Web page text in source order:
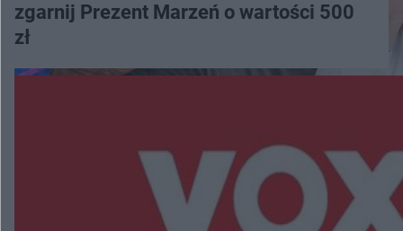
zgarnij Prezent Marzeń o wartości 500
zł